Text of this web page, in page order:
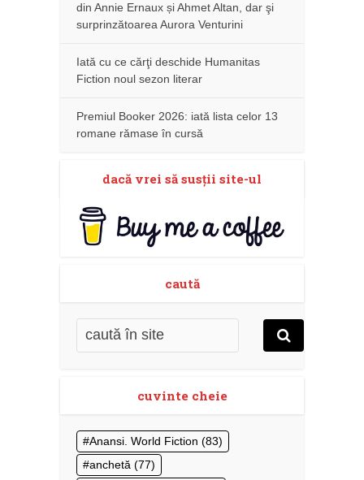
din Annie Ernaux și Ahmet Altan, dar şi
surprinzătoarea Aurora Venturini
Iată cu ce cărţi deschide Humanitas
Fiction noul sezon literar
Premiul Booker 2026: iată lista celor 13
romane rămase în cursă
dacă vrei să susţii site-ul
caută
cuvinte cheie
Anansi. World Fiction (83)
anchetă (77)